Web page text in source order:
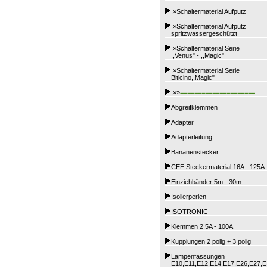
.»Schaltermaterial Aufputz
.»Schaltermaterial Aufputz
spritzwassergeschützt
.»Schaltermaterial Serie
,,Venus" - ,,Magic"
.»Schaltermaterial Serie
Biticino,,Magic"
.»»=====================
Abgreifklemmen
Adapter
Adapterleitung
Bananenstecker
CEE Steckermaterial 16A - 125A
Einziehbänder 5m - 30m
Isolierperlen
ISOTRONIC
Klemmen 2.5A - 100A
Kupplungen 2 polig + 3 polig
Lampenfassungen